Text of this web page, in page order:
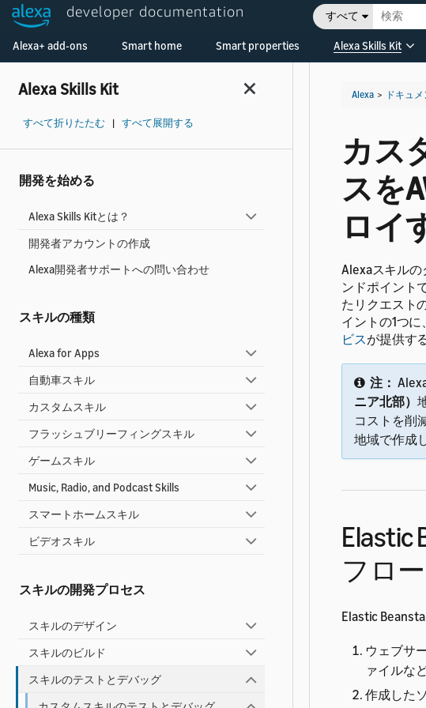
developer documentation すべて
Alexa+ add-ons Smart home Smart properties Alexa Skills Kit
Alexa Skills Kit
すべて折りたたむ | すべて展開する
開発を始める
Alexa Skills Kitとは？
開発者アカウントの作成
Alexa開発者サポートへの問い合わせ
スキルの種類
Alexa for Apps
自動車スキル
カスタムスキル
フラッシュブリーフィングスキル
ゲームスキル
Music, Radio, and Podcast Skills
スマートホームスキル
ビデオスキル
スキルの開発プロセス
スキルのデザイン
スキルのビルド
スキルのテストとデバッグ
Alexa > ドキュメ
カス
スを
ロイ
Alexaスキル
ンドポイント
たリクエスト
イントの1つに
ビスが提供す
注：
ニア北部）
コストを削
地域で作成
フロー
Elastic
ウェブサ
ァイルな
作成した
Welcome! Ask the DevAssistant